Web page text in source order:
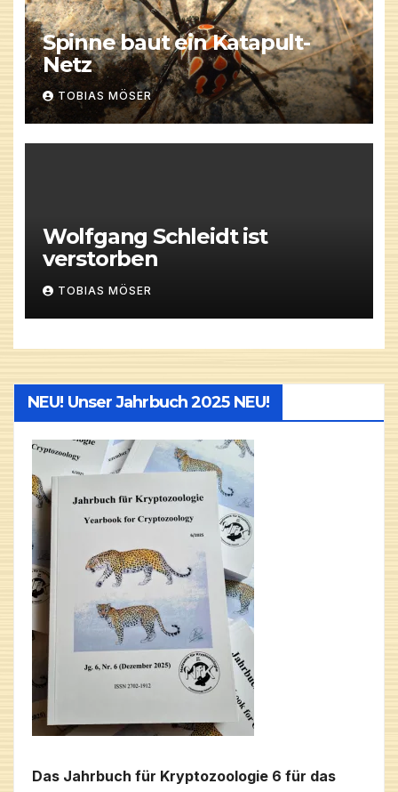
Spinne baut ein Katapult-
Netz
TOBIAS MÖSER
Wolfgang Schleidt ist
verstorben
TOBIAS MÖSER
NEU! Unser Jahrbuch 2025 NEU!
Das Jahrbuch für Kryptozoologie 6 für das